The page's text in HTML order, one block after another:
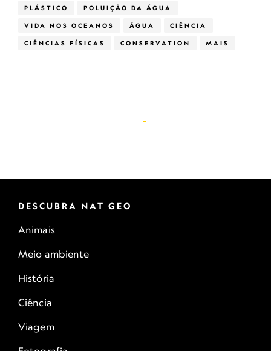
PLÁSTICO POLUIÇÃO DA ÁGUA
VIDA NOS OCEANOS ÁGUA CIÊNCIA
CIÊNCIAS FÍSICAS CONSERVATION MAIS
DESCUBRA NAT GEO
Animais
Meio ambiente
História
Ciência
Viagem